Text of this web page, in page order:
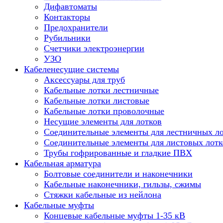
Дифавтоматы
Контакторы
Предохранители
Рубильники
Счетчики электроэнергии
УЗО
Кабеленесущие системы
Аксессуары для труб
Кабельные лотки лестничные
Кабельные лотки листовые
Кабельные лотки проволочные
Несущие элементы для лотков
Соединительные элементы для лестничных
Соединительные элементы для листовых
Трубы гофрированные и гладкие ПВХ
Кабельная арматура
Болтовые соединители и наконечники
Кабельные наконечники, гильзы, сжимы
Стяжки кабельные из нейлона
Кабельные муфты
Концевые кабельные муфты 1-35 кВ